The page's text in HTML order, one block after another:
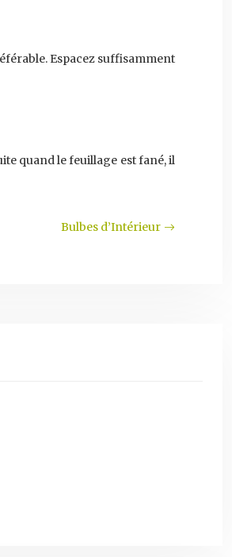
Espacez suffisamment
quand le feuillage est fané, il
Bulbes d’Intérieur